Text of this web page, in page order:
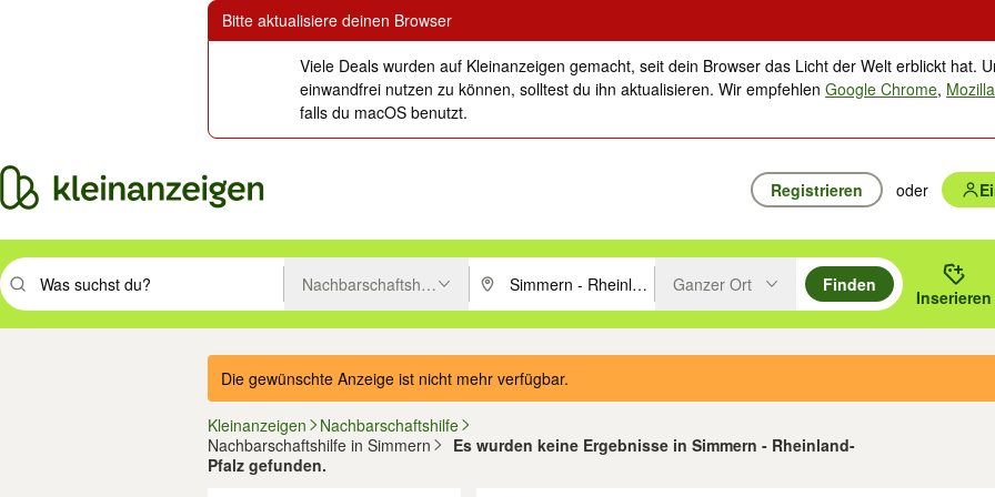
Bitte aktualisiere deinen Browser
Viele Deals wurden auf Kleinanzeigen gemacht, seit dein Browser das Licht der Welt erblickt hat.
einwandfrei nutzen zu können, solltest du ihn aktualisieren. Wir empfehlenGoogle Chrome,
falls du macOS benutzt.
Registrieren oder
Suchbegriff eingeben. Eingabetaste drücken um zu suchen, oder Vorschläge mit den Pfeiltasten nach oben/unten durchsuchen und mit
Nachbarschaftshilfe PLZ oder Ort eingeben. Eingabetaste drücken um zu suchen, oder
Ganzer Ort
Finden
Inserieren
Die gewünschte Anzeige ist nicht mehr verfügbar.
Kleinanzeigen
Nachbarschaftshilfe
Nachbarschaftshilfe in Simmern
Es wurden keine Ergebnisse in Simmern - Rheinland-
Pfalz gefunden.